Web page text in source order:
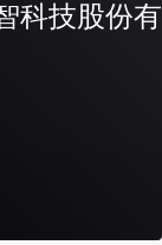
科技股份